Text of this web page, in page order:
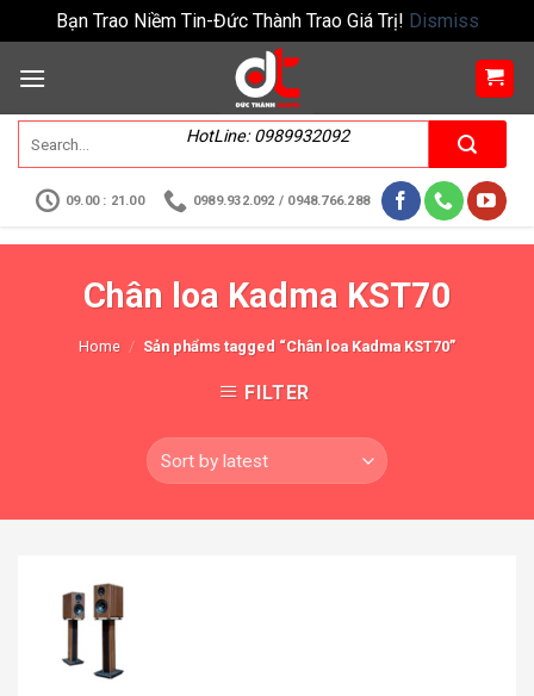
Bạn Trao Niềm Tin-Đức Thành Trao Giá Trị! Dismiss
HotLine: 0989932092
09.00 : 21.00 0989.932.092 / 0948.766.288
Chân loa Kadma KST70
Home / Sản phẩms tagged “Chân loa Kadma KST70”
FILTER